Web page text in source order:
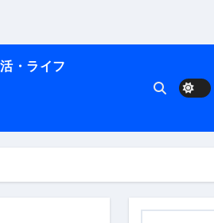
| レシピ付き | ダイエット中の食事
・ライフ